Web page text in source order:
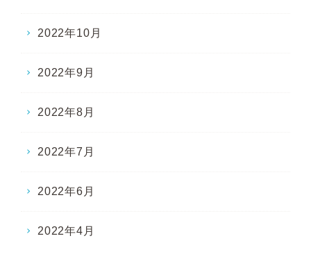
2022年10月
2022年9月
2022年8月
2022年7月
2022年6月
2022年4月